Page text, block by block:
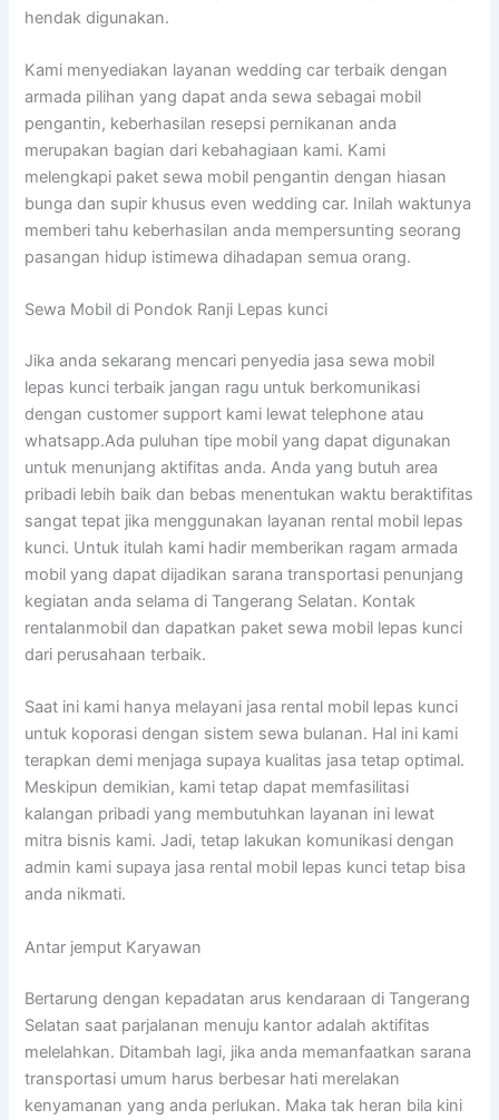
hendak digunakan.
Kami menyediakan layanan wedding car terbaik dengan
armada pilihan yang dapat anda sewa sebagai mobil
pengantin, keberhasilan resepsi pernikanan anda
merupakan bagian dari kebahagiaan kami. Kami
melengkapi paket sewa mobil pengantin dengan hiasan
bunga dan supir khusus even wedding car. Inilah waktunya
memberi tahu keberhasilan anda mempersunting seorang
pasangan hidup istimewa dihadapan semua orang.
Sewa Mobil di Pondok Ranji Lepas kunci
Jika anda sekarang mencari penyedia jasa sewa mobil
lepas kunci terbaik jangan ragu untuk berkomunikasi
dengan customer support kami lewat telephone atau
whatsapp.Ada puluhan tipe mobil yang dapat digunakan
untuk menunjang aktifitas anda. Anda yang butuh area
pribadi lebih baik dan bebas menentukan waktu beraktifitas
sangat tepat jika menggunakan layanan rental mobil lepas
kunci. Untuk itulah kami hadir memberikan ragam armada
mobil yang dapat dijadikan sarana transportasi penunjang
kegiatan anda selama di Tangerang Selatan. Kontak
rentalanmobil dan dapatkan paket sewa mobil lepas kunci
dari perusahaan terbaik.
Saat ini kami hanya melayani jasa rental mobil lepas kunci
untuk koporasi dengan sistem sewa bulanan. Hal ini kami
terapkan demi menjaga supaya kualitas jasa tetap optimal.
Meskipun demikian, kami tetap dapat memfasilitasi
kalangan pribadi yang membutuhkan layanan ini lewat
mitra bisnis kami. Jadi, tetap lakukan komunikasi dengan
admin kami supaya jasa rental mobil lepas kunci tetap bisa
anda nikmati.
Antar jemput Karyawan
Bertarung dengan kepadatan arus kendaraan di Tangerang
Selatan saat parjalanan menuju kantor adalah aktifitas
melelahkan. Ditambah lagi, jika anda memanfaatkan sarana
transportasi umum harus berbesar hati merelakan
kenyamanan yang anda perlukan. Maka tak heran bila kini